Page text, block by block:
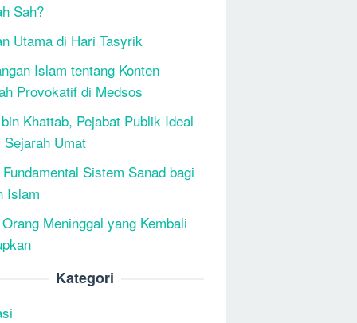
Sah?
Utama di Hari Tasyrik
Islam tentang Konten
Provokatif di Medsos
Khattab, Pejabat Publik Ideal
Sejarah Umat
Fundamental Sistem Sanad bagi
Islam
Meninggal yang Kembali
Kategori